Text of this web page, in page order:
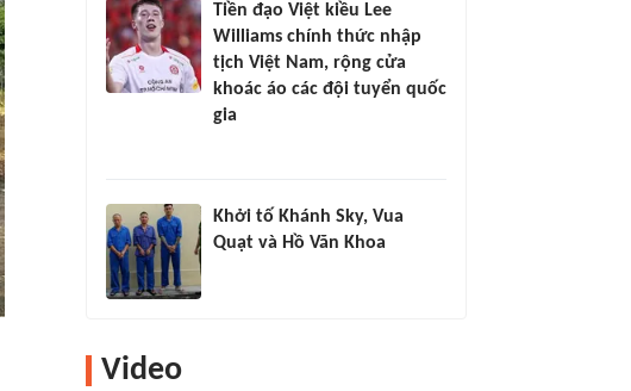
Tiền đạo Việt kiều Lee
Williams chính thức nhập
tịch Việt Nam, rộng cửa
khoác áo các đội tuyển quốc
gia
Khởi tố Khánh Sky, Vua
Quạt và Hồ Văn Khoa
Video